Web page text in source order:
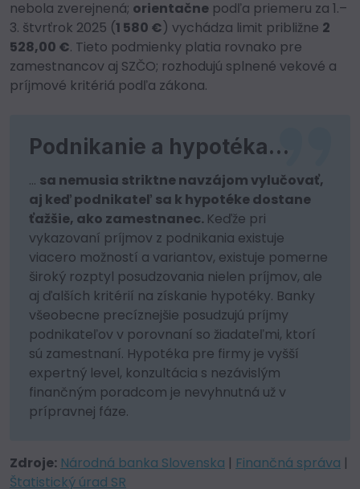
nebola zverejnená; orientačne podľa priemeru za 1.–
3. štvrťrok 2025 (1 580 €) vychádza limit približne 2
528,00 €. Tieto podmienky platia rovnako pre
zamestnancov aj SZČO; rozhodujú splnené vekové a
príjmové kritériá podľa zákona.
Podnikanie a hypotéka…
… sa nemusia striktne navzájom vylučovať,
aj keď podnikateľ sa k hypotéke dostane
ťažšie, ako zamestnanec. Keďže pri
vykazovaní príjmov z podnikania existuje
viacero možností a variantov, existuje pomerne
široký rozptyl posudzovania nielen príjmov, ale
aj ďalších kritérií na získanie hypotéky. Banky
všeobecne precíznejšie posudzujú príjmy
podnikateľov v porovnaní so žiadateľmi, ktorí
sú zamestnaní. Hypotéka pre firmy je vyšší
expertný level, konzultácia s nezávislým
finančným poradcom je nevyhnutná už v
prípravnej fáze.
Zdroje: Národná banka Slovenska | Finančná správa |
Štatistický úrad SR